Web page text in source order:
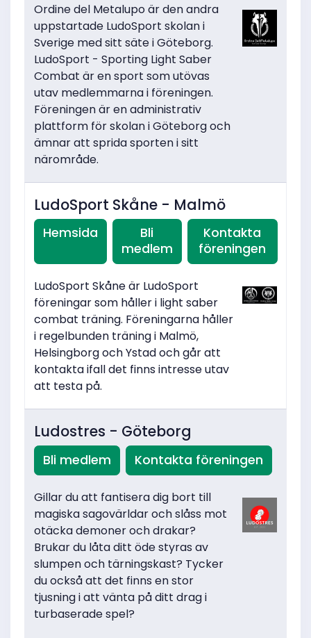
Ordine del Metalupo är den andra
uppstartade LudoSport skolan i
Sverige med sitt säte i Göteborg.
LudoSport - Sporting Light Saber
Combat är en sport som utövas
utav medlemmarna i föreningen.
Föreningen är en administrativ
plattform för skolan i Göteborg och
ämnar att sprida sporten i sitt
närområde.
LudoSport Skåne - Malmö
Hemsida
Bli
medlem
Kontakta
föreningen
LudoSport Skåne är LudoSport
föreningar som håller i light saber
combat träning. Föreningarna håller
i regelbunden träning i Malmö,
Helsingborg och Ystad och går att
kontakta ifall det finns intresse utav
att testa på.
Ludostres - Göteborg
Bli medlem Kontakta föreningen
Gillar du att fantisera dig bort till
magiska sagovärldar och slåss mot
otäcka demoner och drakar?
Brukar du låta ditt öde styras av
slumpen och tärningskast? Tycker
du också att det finns en stor
tjusning i att vänta på ditt drag i
turbaserade spel?